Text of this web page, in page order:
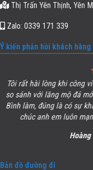
Thị Trấn Yên Thịnh, Yên
Zalo: 0339 171 339
Ý kiến phản hồi khách hàng
Tôi rất hài lòng khi công
so sánh với lăng mộ đá
Bình làm, đúng là có sự
chúc anh em luôn
Hoàng
Bản đồ đường đi